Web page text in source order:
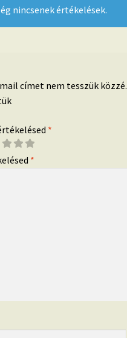
nincsenek értékelések.
címet nem tesszük közzé.
*
*